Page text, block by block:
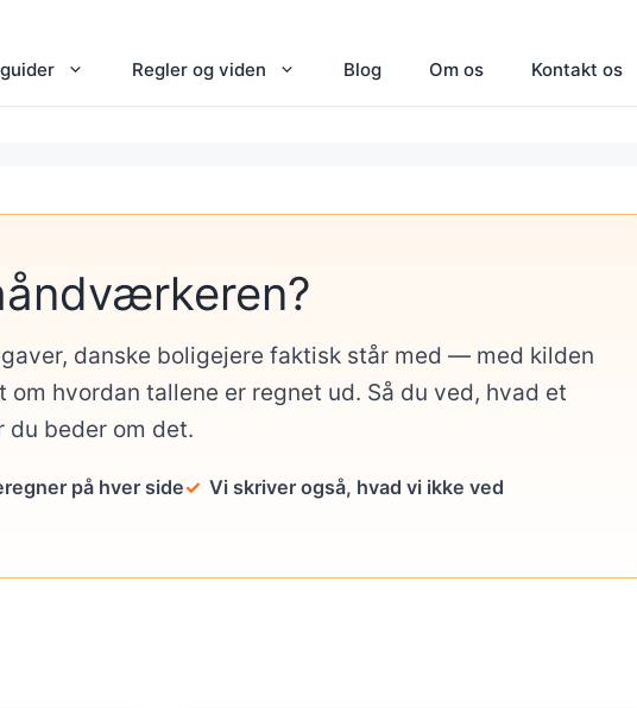
Regler og viden Blog Om os Kontakt os
danske boligejere faktisk står med — med kilden
hvordan tallene er regnet ud. Så du ved, hvad et
beder om det.
på hver side Vi skriver også, hvad vi ikke ved